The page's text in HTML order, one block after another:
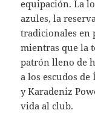
equipación. La
azules, la
tradicionales en
mientras que la
patrón lleno de
a los escudos
y Karadeniz
vida al club.